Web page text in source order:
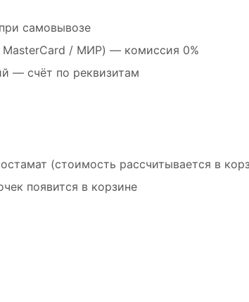
самовывозе
MasterCard / МИР) — комиссия 0%
— счёт по реквизитам
(стоимость рассчитывается в
появится в корзине